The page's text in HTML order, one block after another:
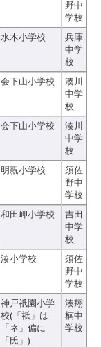
野中
学校
水木小学校
兵庫
中学
校
会下山小学校
湊川
中学
校
会下山小学校
湊川
中学
校
明親小学校
須佐
野中
学校
和田岬小学校
吉田
中学
校
湊小学校
須佐
野中
学校
神戸祇園小学
校(「祇」は
「ネ」偏に
「氏」)
湊翔
楠中
学校